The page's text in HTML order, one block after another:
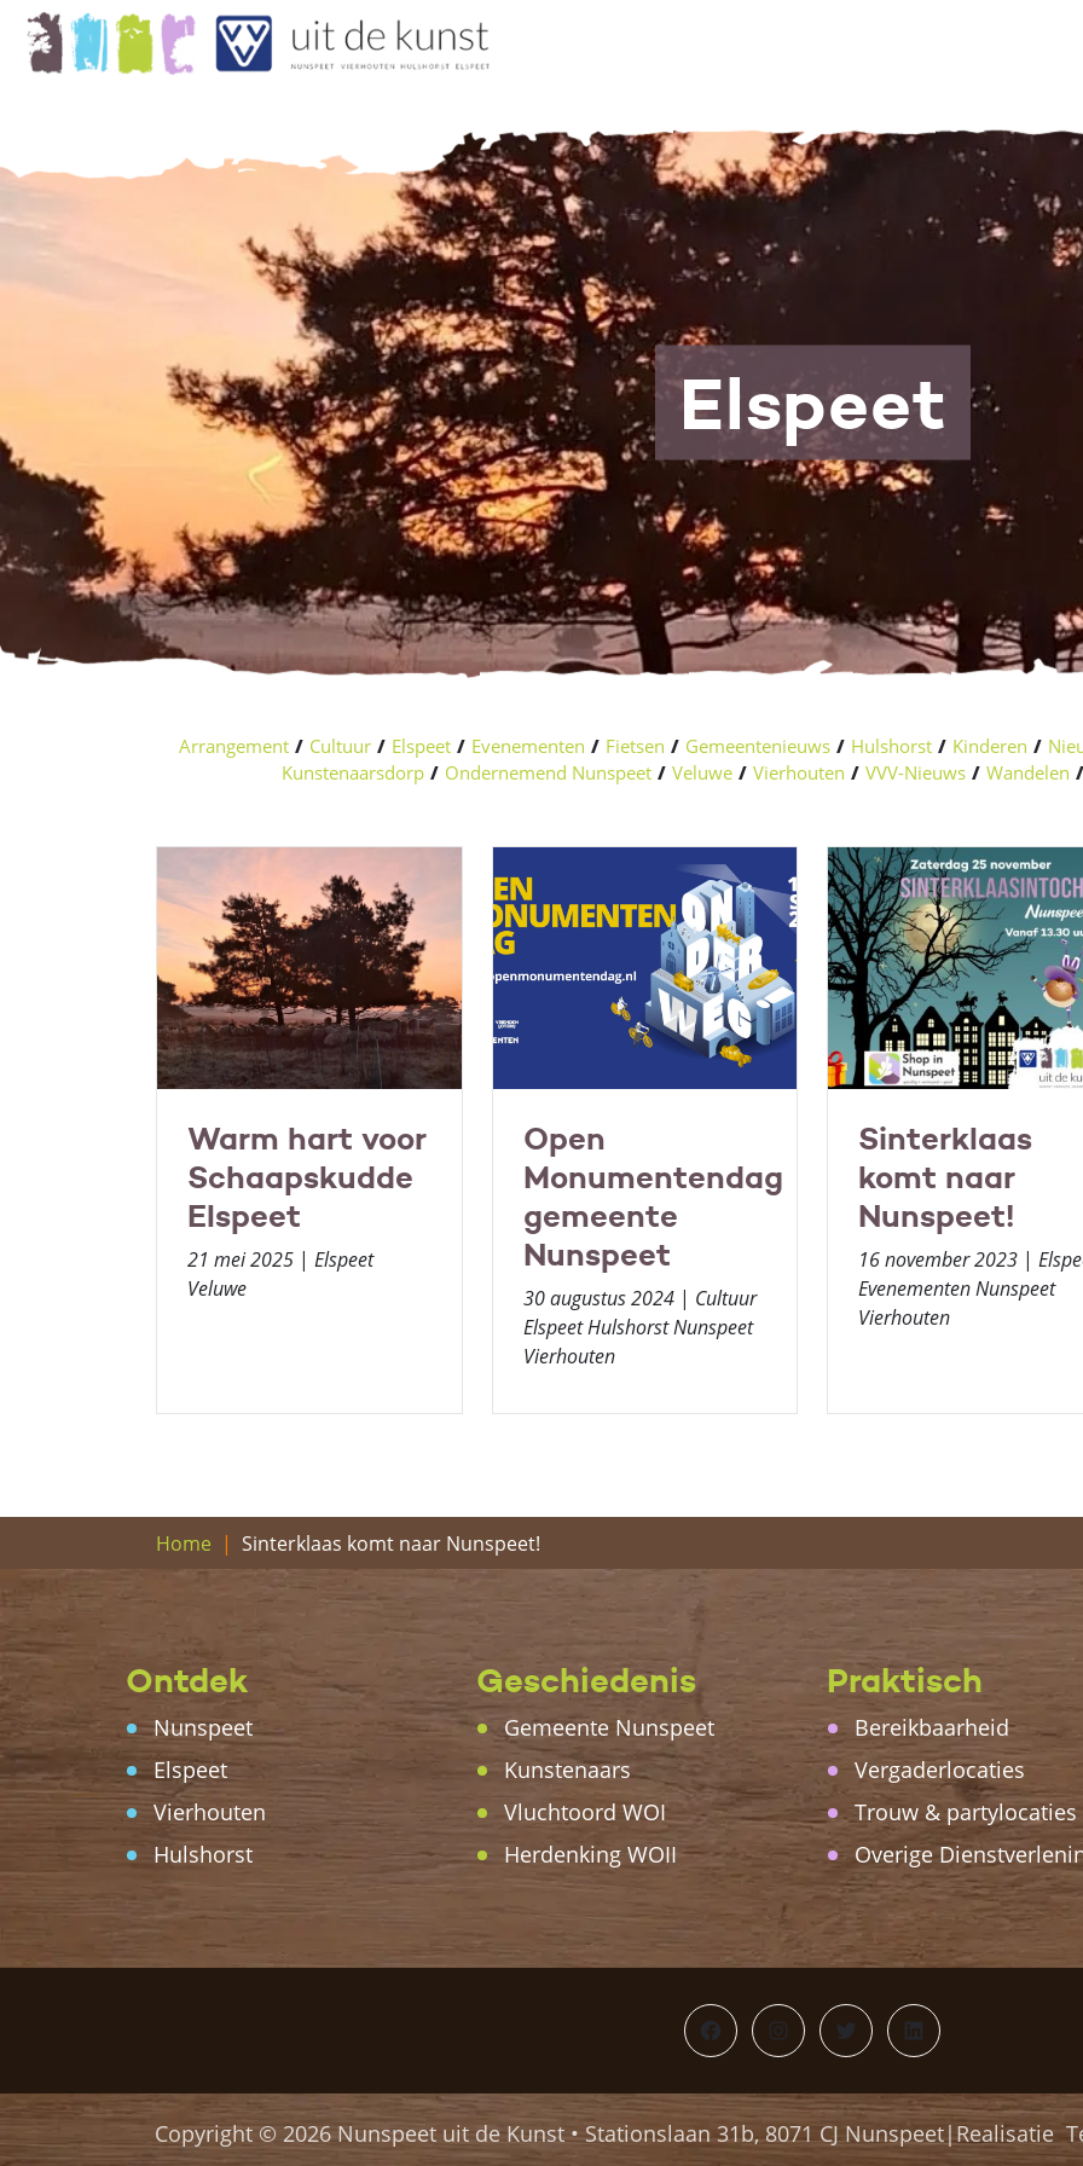
Elspeet
Arrangement / Cultuur / Elspeet / Evenementen / Fietsen / Gemeentenieuws / Hulshorst / Kinderen /
Kunstenaarsdorp / Ondernemend Nunspeet / Veluwe / Vierhouten / VVV-Nieuws / Wandelen /
Warm hart voor
Schaapskudde
Elspeet
21 mei 2025 | Elspeet
Veluwe
Open
Monumentendag
gemeente
Nunspeet
30 augustus 2024 | Cultuur
Elspeet Hulshorst Nunspeet
Vierhouten
Sinterklaas
komt naar
Nunspeet!
16 november 2023 |
Evenementen Nunspeet
Vierhouten
Home Sinterklaas komt naar Nunspeet!
Ontdek
Nunspeet
Elspeet
Vierhouten
Hulshorst
Geschiedenis
Gemeente Nunspeet
Kunstenaars
Vluchtoord WOI
Herdenking WOII
Praktisch
Bereikbaarheid
Vergaderlocaties
Trouw & partylocaties
Overige
FacebookInstagram
TwitterLinkedIn
Copyright © 2026 Nunspeet uit de Kunst • Stationslaan 31b, 8071 CJ Nunspeet|Realisatie